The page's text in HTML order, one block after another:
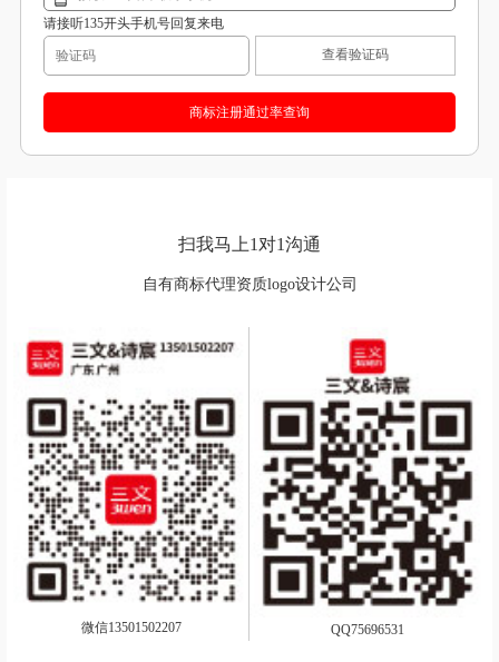
请接听135开头手机号回复来电
查看验证码
扫我马上1对1沟通
自有商标代理资质logo设计公司
微信13501502207 QQ75696531